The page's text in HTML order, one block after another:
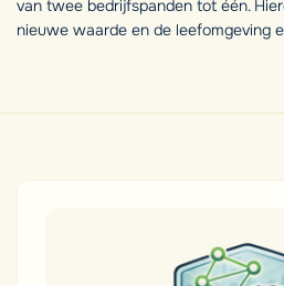
van twee bedrijfspanden tot één.
nieuwe waarde en de leefomgeving